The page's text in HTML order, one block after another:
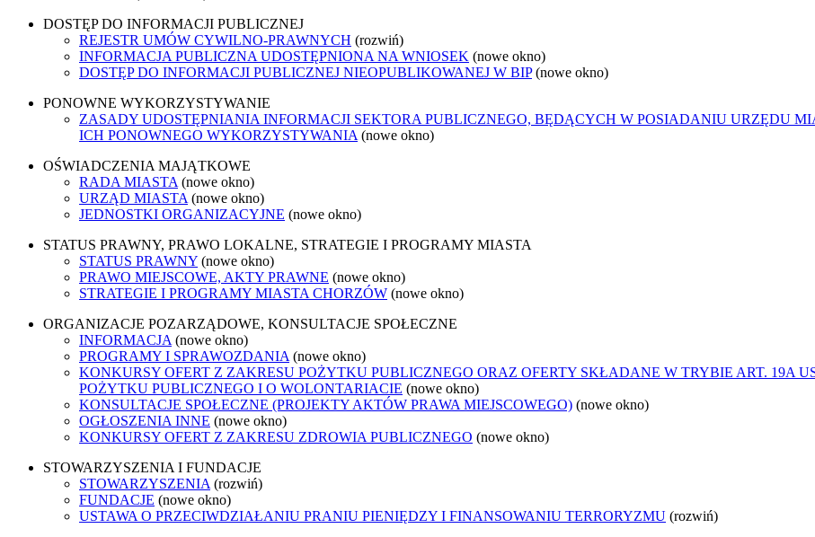
DOSTĘP DO INFORMACJI PUBLICZNEJ
REJESTR UMÓW CYWILNO-PRAWNYCH (rozwiń)
INFORMACJA PUBLICZNA UDOSTĘPNIONA NA WNIOSEK (nowe okno)
DOSTĘP DO INFORMACJI PUBLICZNEJ NIEOPUBLIKOWANEJ W BIP (nowe okno)
PONOWNE WYKORZYSTYWANIE
ZASADY UDOSTĘPNIANIA INFORMACJI SEKTORA PUBLICZNEGO, BĘDĄCYCH W POSIADANIU URZĘDU
ICH PONOWNEGO WYKORZYSTYWANIA (nowe okno)
OŚWIADCZENIA MAJĄTKOWE
RADA MIASTA (nowe okno)
URZĄD MIASTA (nowe okno)
JEDNOSTKI ORGANIZACYJNE (nowe okno)
STATUS PRAWNY, PRAWO LOKALNE, STRATEGIE I PROGRAMY MIASTA
STATUS PRAWNY (nowe okno)
PRAWO MIEJSCOWE, AKTY PRAWNE (nowe okno)
STRATEGIE I PROGRAMY MIASTA CHORZÓW (nowe okno)
ORGANIZACJE POZARZĄDOWE, KONSULTACJE SPOŁECZNE
INFORMACJA (nowe okno)
PROGRAMY I SPRAWOZDANIA (nowe okno)
KONKURSY OFERT Z ZAKRESU POŻYTKU PUBLICZNEGO ORAZ OFERTY SKŁADANE W TRYBIE ART. 19A
POŻYTKU PUBLICZNEGO I O WOLONTARIACIE (nowe okno)
KONSULTACJE SPOŁECZNE (PROJEKTY AKTÓW PRAWA MIEJSCOWEGO) (nowe okno)
OGŁOSZENIA INNE (nowe okno)
KONKURSY OFERT Z ZAKRESU ZDROWIA PUBLICZNEGO (nowe okno)
STOWARZYSZENIA I FUNDACJE
STOWARZYSZENIA (rozwiń)
FUNDACJE (nowe okno)
USTAWA O PRZECIWDZIAŁANIU PRANIU PIENIĘDZY I FINANSOWANIU TERRORYZMU (rozwiń)